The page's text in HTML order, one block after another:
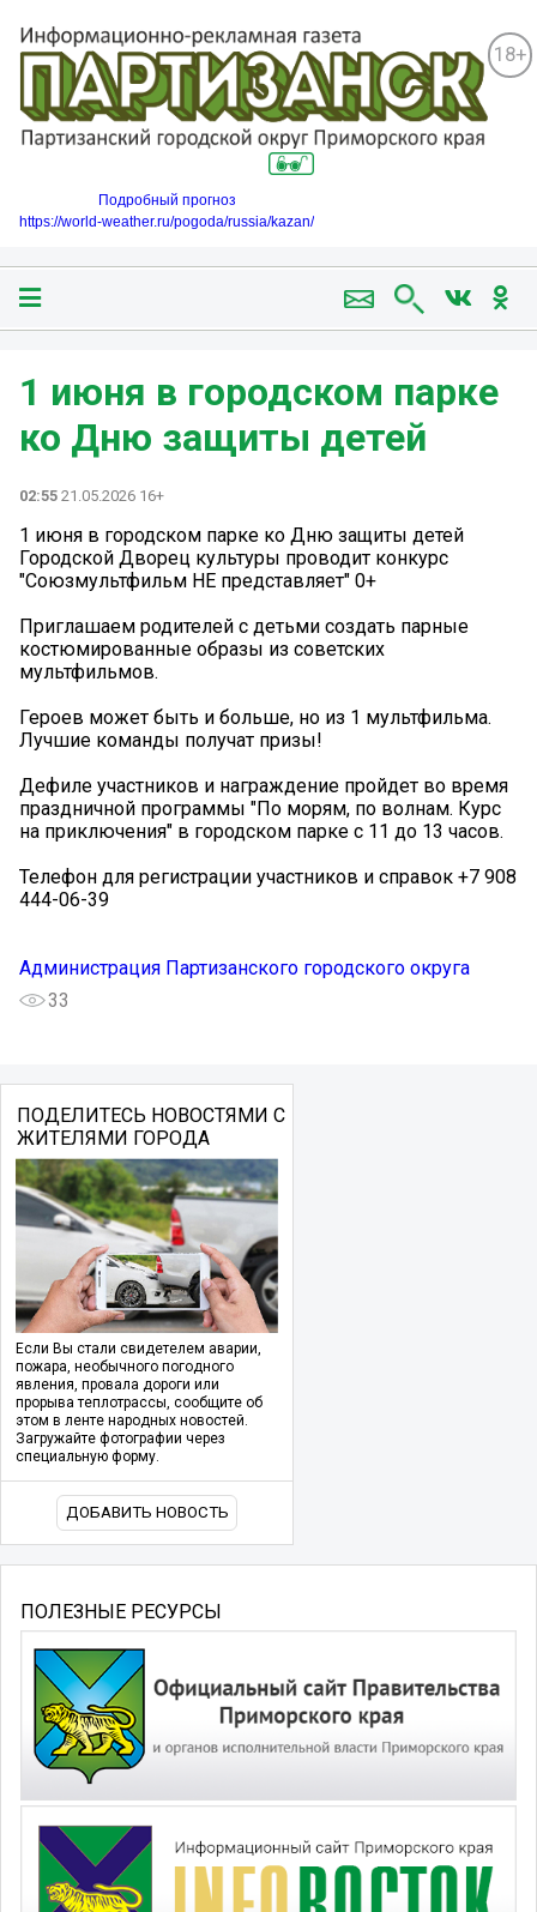
18+
Подробный прогноз
https://world-weather.ru/pogoda/russia/kazan/
1 июня в городском парке
ко Дню защиты детей
02:55 21.05.2026 16+
1 июня в городском парке ко Дню защиты детей
Городской Дворец культуры проводит конкурс
"Союзмультфильм НЕ представляет" 0+
Приглашаем родителей с детьми создать парные
костюмированные образы из советских
мультфильмов.
Героев может быть и больше, но из 1 мультфильма.
Лучшие команды получат призы!
Дефиле участников и награждение пройдет во время
праздничной программы "По морям, по волнам. Курс
на приключения" в городском парке с 11 до 13 часов.
Телефон для регистрации участников и справок +7 908
444-06-39
Администрация Партизанского городского округа
33
ПОДЕЛИТЕСЬ НОВОСТЯМИ С
ЖИТЕЛЯМИ ГОРОДА
Если Вы стали свидетелем аварии,
пожара, необычного погодного
явления, провала дороги или
прорыва теплотрассы, сообщите об
этом в ленте народных новостей.
Загружайте фотографии через
специальную форму.
ДОБАВИТЬ НОВОСТЬ
ПОЛЕЗНЫЕ РЕСУРСЫ